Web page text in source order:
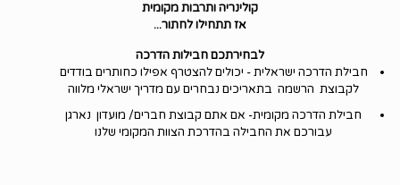
קולינריה ותרבות מקומית
אז תתחילו לחתור...
לבחירתכם חבילות הדרכה
חבילת הדרכה ישראלית - יכולים להצטרף אפילו כחותרים בודדים
לקבוצת הרשמה בתאריכים נבחרים עם מדריך ישראלי מלווה
חבילת הדרכה מקומית- אם אתם קבוצת חברים/ מועדון נארגן
עבורכם את החבילה בהדרכת הצוות המקומי שלנו